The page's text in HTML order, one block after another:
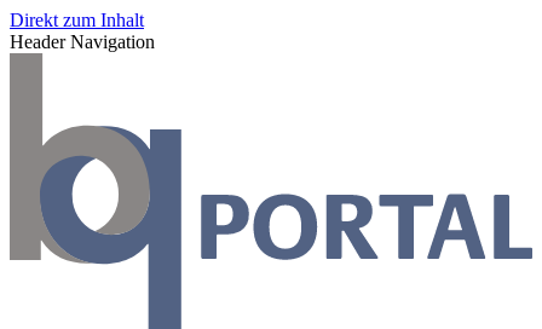
Direkt zum Inhalt
Header Navigation